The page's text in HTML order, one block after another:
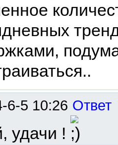
6-5 10:26 Ответ
удачи !